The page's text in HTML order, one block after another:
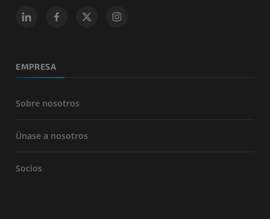
EMPRESA
Sobre nosotros
Únase a nosotros
Socios